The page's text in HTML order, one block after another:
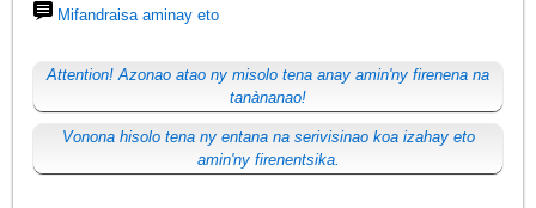
Mifandraisa aminay eto
Attention! Azonao atao ny misolo tena anay amin'ny firenena na
tanànanao!
Vonona hisolo tena ny entana na serivisinao koa izahay eto
amin'ny firenentsika.